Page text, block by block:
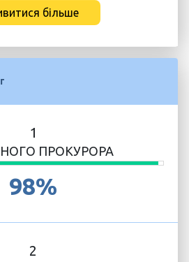
більше
1
ПРОКУРОРА
98%
2